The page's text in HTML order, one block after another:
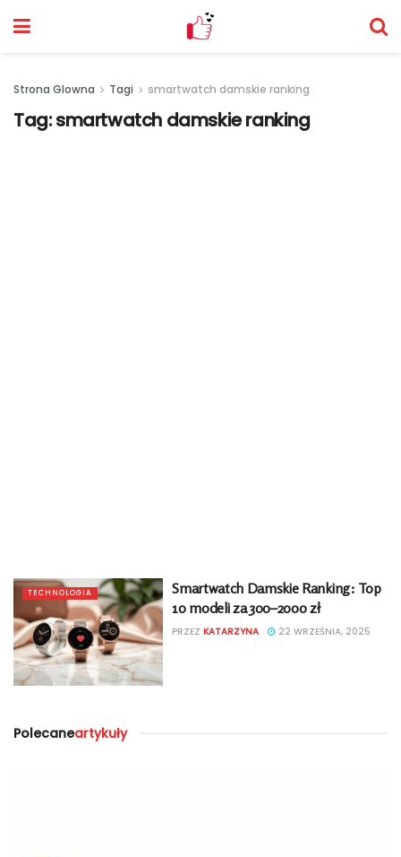
Strona Glowna Tagi smartwatch damskie ranking
Tag:smartwatch damskie ranking
TECHNOLOGIA
Smartwatch Damskie Ranking: Top
10 modeli za 300–2000 zł
PRZEZ KATARZYNA 22 WRZEŚNIA, 2025
Polecaneartykuły